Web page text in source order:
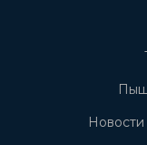
Новости